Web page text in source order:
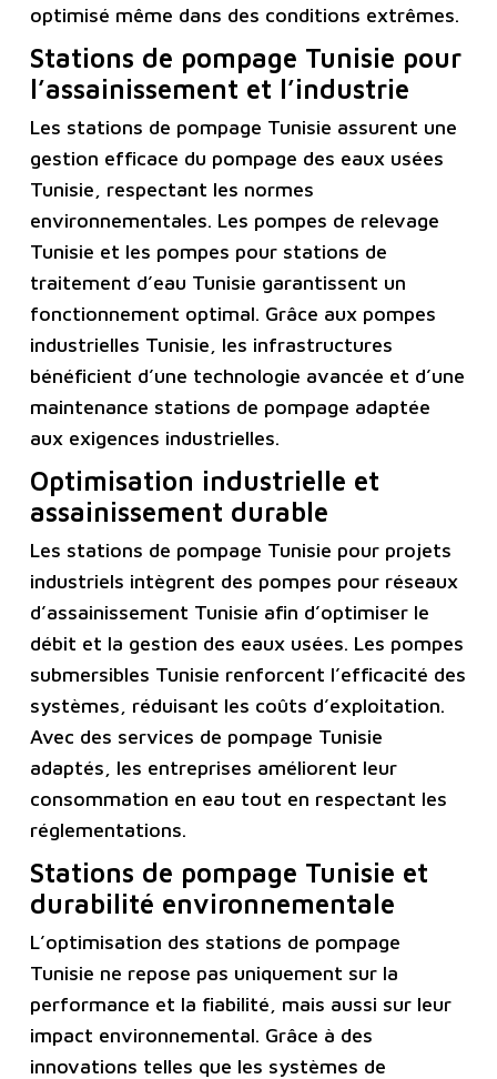
optimisé même dans des conditions extrêmes.
Stations de pompage Tunisie pour
l’assainissement et l’industrie
Les stations de pompage Tunisie assurent une
gestion efficace du pompage des eaux usées
Tunisie, respectant les normes
environnementales. Les pompes de relevage
Tunisie et les pompes pour stations de
traitement d’eau Tunisie garantissent un
fonctionnement optimal. Grâce aux pompes
industrielles Tunisie, les infrastructures
bénéficient d’une technologie avancée et d’une
maintenance stations de pompage adaptée
aux exigences industrielles.
Optimisation industrielle et
assainissement durable
Les stations de pompage Tunisie pour projets
industriels intègrent des pompes pour réseaux
d’assainissement Tunisie afin d’optimiser le
débit et la gestion des eaux usées. Les pompes
submersibles Tunisie renforcent l’efficacité des
systèmes, réduisant les coûts d’exploitation.
Avec des services de pompage Tunisie
adaptés, les entreprises améliorent leur
consommation en eau tout en respectant les
réglementations.
Stations de pompage Tunisie et
durabilité environnementale
L’optimisation des stations de pompage
Tunisie ne repose pas uniquement sur la
performance et la fiabilité, mais aussi sur leur
impact environnemental. Grâce à des
innovations telles que les systèmes de